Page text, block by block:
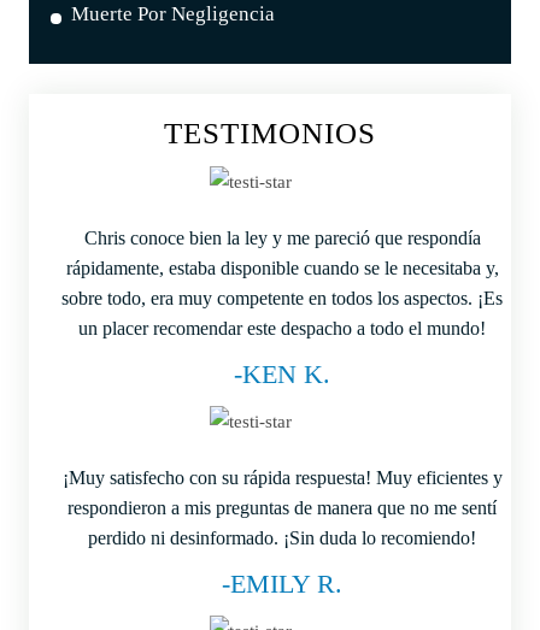
Muerte Por Negligencia
TESTIMONIOS
Chris conoce bien la ley y me pareció que respondía
rápidamente, estaba disponible cuando se le necesitaba y,
sobre todo, era muy competente en todos los aspectos. ¡Es
un placer recomendar este despacho a todo el mundo!
-KEN K.
¡Muy satisfecho con su rápida respuesta! Muy eficientes y
respondieron a mis preguntas de manera que no me sentí
perdido ni desinformado. ¡Sin duda lo recomiendo!
-EMILY R.